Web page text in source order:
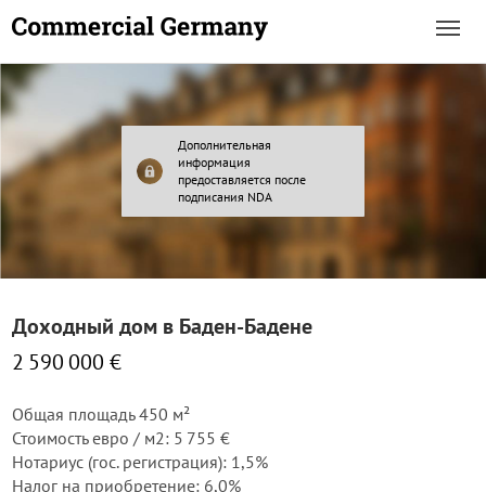
Дополнительная
информация
предоставляется после
подписания NDA
Доходный дом в Баден-Бадене
2 590 000 €
Общая площадь 450 м²
Стоимость евро / м2: 5 755 €
Нотариус (гос. регистрация): 1,5%
Налог на приобретение: 6,0%